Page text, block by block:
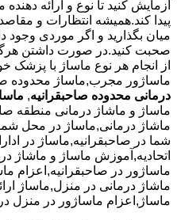
آزمایش کنید تا نوع و ارائه
پیدا کند.همیشه انتظارات و
میان بگذارید و اگر موردی وجود
صحبت کنید.در صورت داشتن
از انجام هر نوع ماساژ با
ماساژور مجرب,ماساژ محدوده
درمانی محدوده صاحبقرانیه,
ماساژ و ماشاژ درمانی منطقه
ماشاژ درمانی,ماساژ در محل
شما در صاحبقرانیه,ماساژ در
اتحادیه,آموزش ماساژ و ماشاژ
ماساژور در صاحبقرانیه,اعزام
ماشاژ درمانی در منزل,ماساژ
ماساژ,اعزام ماساژور در منزل